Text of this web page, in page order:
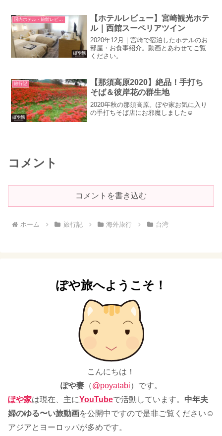
【ホテルレビュー】宮崎観光ホテ
ル｜西館スーペリアツイン
2020年12月｜宮崎で宿泊したホテルのお
部屋・お食事紹介。動画とあわせてご覧
ください。
旅行記
【那須高原2020】絶品！手打ち
そば＆彼岸花の群生地
2020年秋の那須高原。ぽや家お気に入り
の手打ちそば店にお邪魔しました☺
コメント
コメントを書き込む
ホーム 旅行記 海外旅行 台湾
ぽや旅へようこそ！
こんにちは！
ぽや妻（@poyatabi）です。
ぽや家は現在、主にYouTubeで活動しています。 中年夫
婦のゆる〜い旅動画を公開中ですので是非ご覧ください☺
アジアとヨーロッパが多めです。